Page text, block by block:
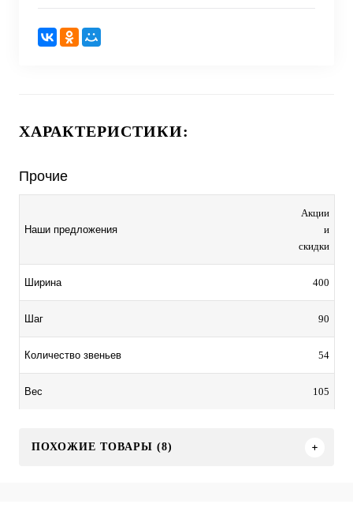
ХАРАКТЕРИСТИКИ:
Прочие
Наши предложения
Акции
и
скидки
Ширина 400
Шаг 90
Количество звеньев 54
Вес 105
ПОХОЖИЕ ТОВАРЫ (8)